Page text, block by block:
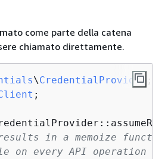
come parte della catena
chiamato direttamente.
\CredentialProvider
;
in a memoize
every API operation